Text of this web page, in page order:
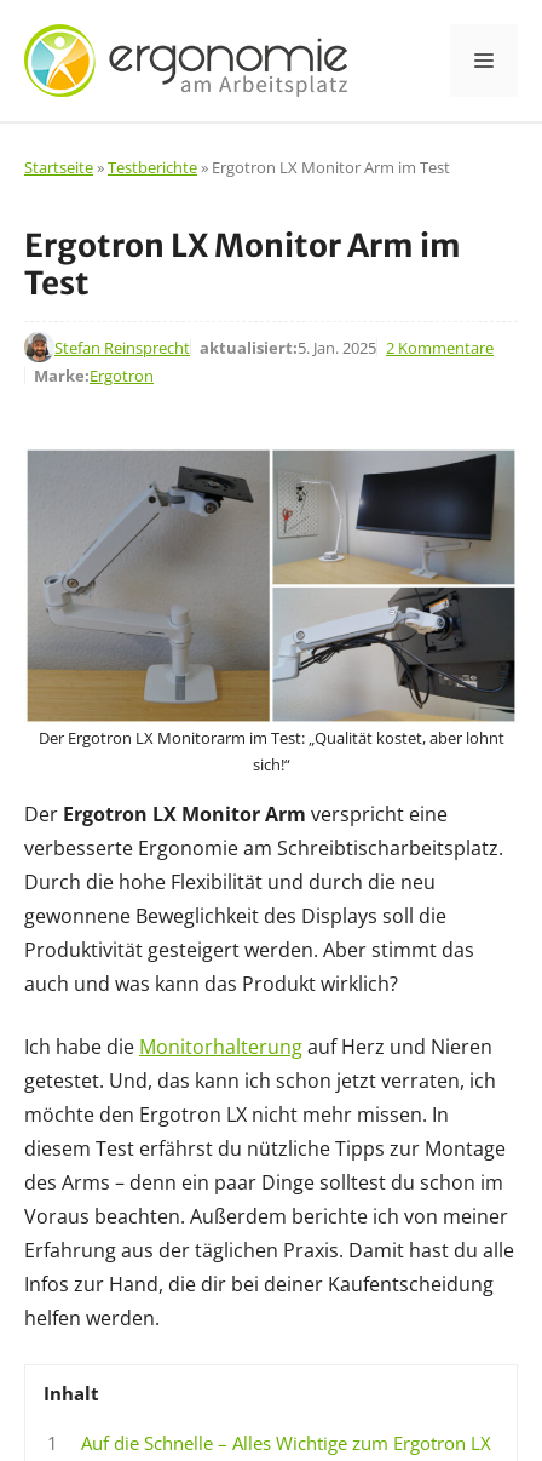
Inhalt
springen
Startseite»Testberichte» Ergotron LX Monitor Arm im Test
Ergotron LX Monitor Arm im
Test
Stefan Reinsprecht aktualisiert:5. Jan. 2025
30. Jan. 2023
2 Kommentare
Marke:Ergotron
Der Ergotron LX Monitorarm im Test: „Qualität kostet, aber lohnt
sich!“
Der Ergotron LX Monitor Arm verspricht eine
verbesserte Ergonomie am Schreibtischarbeitsplatz.
Durch die hohe Flexibilität und durch die neu
gewonnene Beweglichkeit des Displays soll die
Produktivität gesteigert werden. Aber stimmt das
auch und was kann das Produkt wirklich?
Ich habe die Monitorhalterungauf Herz und Nieren
getestet. Und, das kann ich schon jetzt verraten, ich
möchte den Ergotron LX nicht mehr missen. In
diesem Test erfährst du nützliche Tipps zur Montage
des Arms – denn ein paar Dinge solltest du schon im
Voraus beachten. Außerdem berichte ich von meiner
Erfahrung aus der täglichen Praxis. Damit hast du alle
Infos zur Hand, die dir bei deiner Kaufentscheidung
helfen werden.
Inhalt
1
Auf die Schnelle – Alles Wichtige zum Ergotron LX